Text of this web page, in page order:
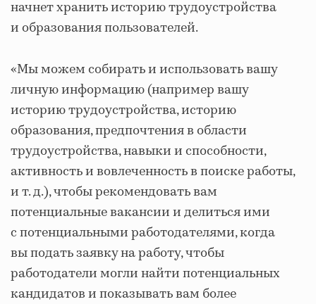
начнет хранить историю трудоустройства
и образования пользователей.
«Мы можем собирать и использовать вашу
личную информацию (например вашу
историю трудоустройства, историю
образования, предпочтения в области
трудоустройства, навыки и способности,
активность и вовлеченность в поиске работы,
и т. д.), чтобы рекомендовать вам
потенциальные вакансии и делиться ими
с потенциальными работодателями, когда
вы подать заявку на работу, чтобы
работодатели могли найти потенциальных
кандидатов и показывать вам более